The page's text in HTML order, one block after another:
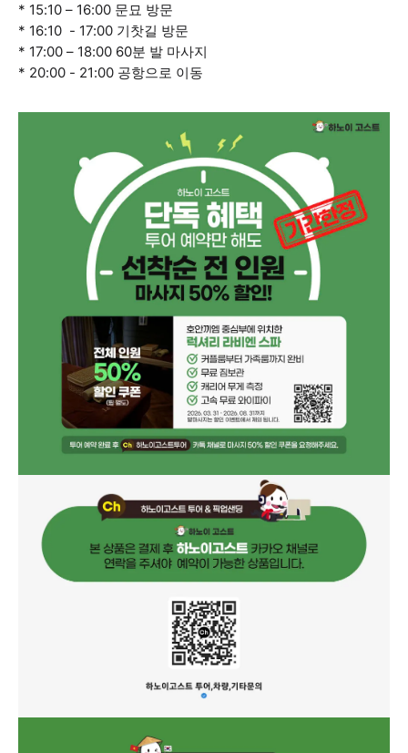
* 15:10 – 16:00 문묘 방문
* 16:10 - 17:00 기찻길 방문
* 17:00 – 18:00 60분 발 마사지
* 20:00 - 21:00 공항으로 이동